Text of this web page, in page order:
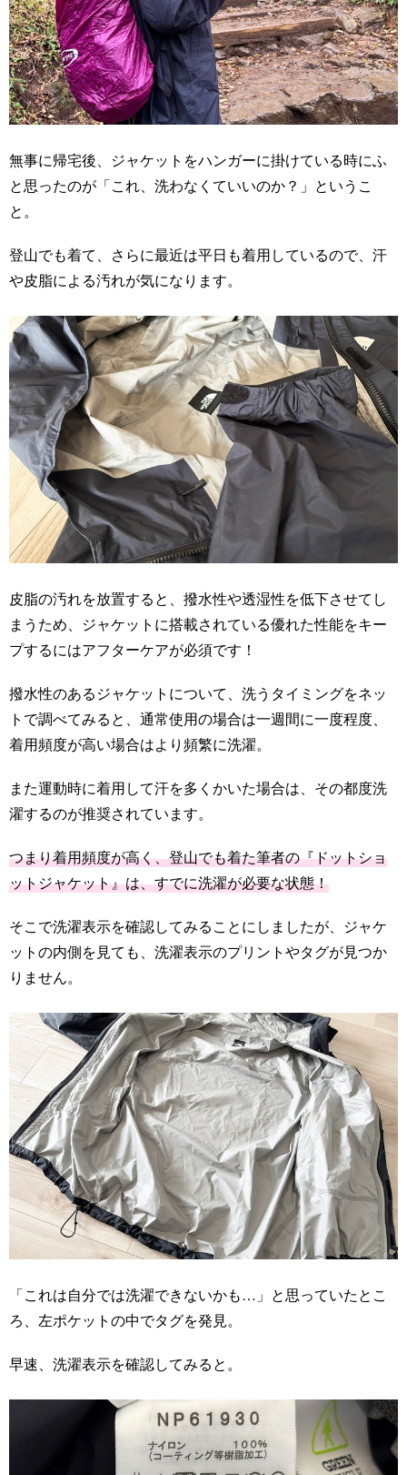
無事に帰宅後、ジャケットをハンガーに掛けている時にふ
と思ったのが「これ、洗わなくていいのか？」というこ
と。
登山でも着て、さらに最近は平日も着用しているので、汗
や皮脂による汚れが気になります。
皮脂の汚れを放置すると、撥水性や透湿性を低下させてし
まうため、ジャケットに搭載されている優れた性能をキー
プするにはアフターケアが必須です！
撥水性のあるジャケットについて、洗うタイミングをネッ
トで調べてみると、通常使用の場合は一週間に一度程度、
着用頻度が高い場合はより頻繁に洗濯。
また運動時に着用して汗を多くかいた場合は、その都度洗
濯するのが推奨されています。
つまり着用頻度が高く、登山でも着た筆者の『ドットショ
ットジャケット』は、すでに洗濯が必要な状態！
そこで洗濯表示を確認してみることにしましたが、ジャケ
ットの内側を見ても、洗濯表示のプリントやタグが見つか
りません。
「これは自分では洗濯できないかも…」と思っていたとこ
ろ、左ポケットの中でタグを発見。
早速、洗濯表示を確認してみると。